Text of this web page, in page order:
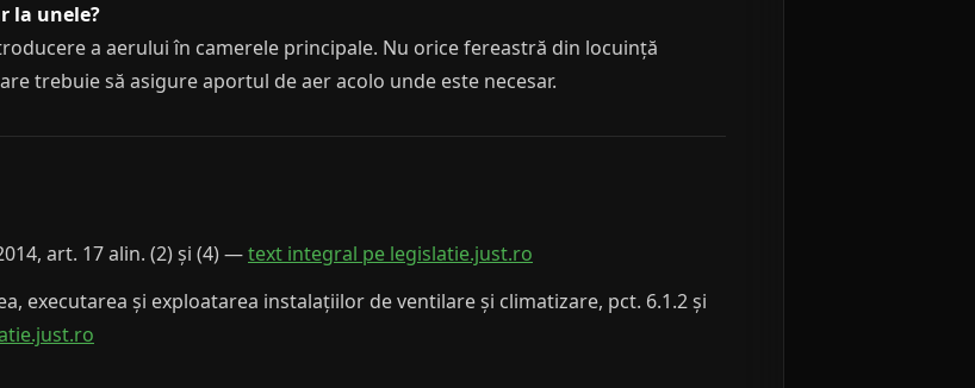
la unele?
a aerului în camerele principale. Nu orice fereastră din locuință
trebuie să asigure aportul de aer acolo unde este necesar.
art. 17 alin. (2) și (4) —text integral pe legislatie.just.ro
executarea și exploatarea instalațiilor de ventilare și climatizare, pct. 6.1.2 și